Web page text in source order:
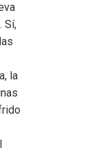
Sí,
la